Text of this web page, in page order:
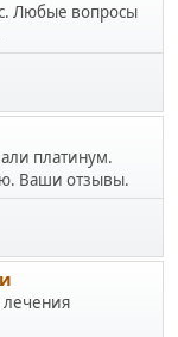
Любые вопросы
платинум.
Ваши отзывы.